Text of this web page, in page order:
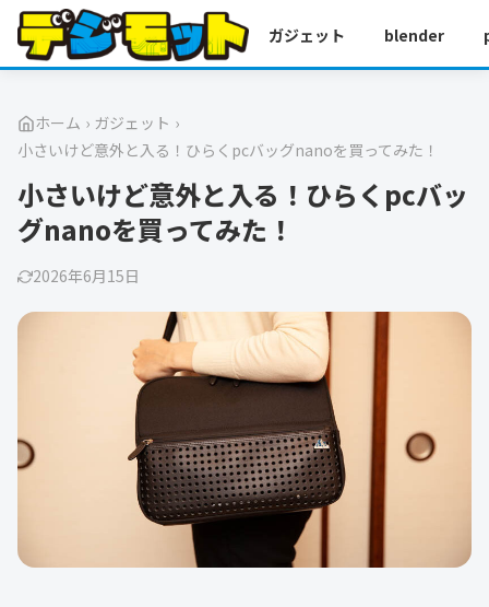
ガジェット blender
ホーム › ガジェット ›
小さいけど意外と入る！ひらくpcバッグnanoを買ってみた！
小さいけど意外と入る！ひらくpcバッ
グnanoを買ってみた！
2026年6月15日